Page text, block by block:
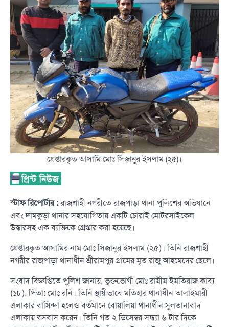
গ্রেপ্তারকৃত আসামি মোঃ সিজানুর ইসলাম (২৫)।
স্টাফ রিপোর্টার :রাজশাহী নগরীতে রাজপাড়া থানা পুলিশের অভিযানে
এবং দামকুড়া থানার সহযোগিতায় একটি চোরাই মোটরসাইকেল
উদ্ধারসহ এক ব্যক্তিকে গ্রেপ্তার করা হয়েছে।
গ্রেপ্তারকৃত আসামির নাম মোঃ সিজানুর ইসলাম (২৫)। তিনি রাজশাহী
নগরীর রাজপাড়া থানাধীন শ্রীরামপুর গ্রামের মৃত রাজু আহমেদের ছেলে।
সংবাদ বিজ্ঞপ্তিতে পুলিশ জানায়, ভুক্তভোগী মোঃ রামীম ইমতিয়াজ কাব্য
(১৮), পিতা: মোঃ রনি। তিনি স্থায়ীভাবে মতিহার থানাধীন তালাইমারী
এলাকার বাসিন্দা হলেও বর্তমানে বোয়ালিয়া থানাধীন সুলতানাবাদ
এলাকায় বসবাস করেন। তিনি গত ২ ডিসেম্বর সন্ধ্যা ৬ টার দিকে